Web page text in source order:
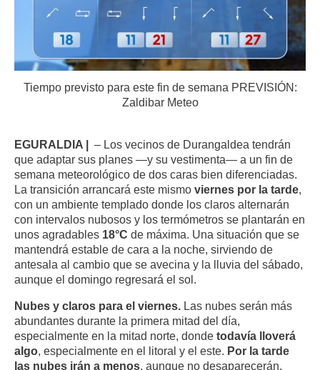
Tiempo previsto para este fin de semana PREVISIÓN:
Zaldibar Meteo
EGURALDIA | – Los vecinos de Durangaldea tendrán
que adaptar sus planes —y su vestimenta— a un fin de
semana meteorológico de dos caras bien diferenciadas.
La transición arrancará este mismo viernes por la tarde,
con un ambiente templado donde los claros alternarán
con intervalos nubosos y los termómetros se plantarán en
unos agradables 18°C de máxima. Una situación que se
mantendrá estable de cara a la noche, sirviendo de
antesala al cambio que se avecina y la lluvia del sábado,
aunque el domingo regresará el sol.
Nubes y claros para el viernes. Las nubes serán más
abundantes durante la primera mitad del día,
especialmente en la mitad norte, donde todavía lloverá
algo, especialmente en el litoral y el este. Por la tarde
las nubes irán a menos, aunque no desaparecerán.